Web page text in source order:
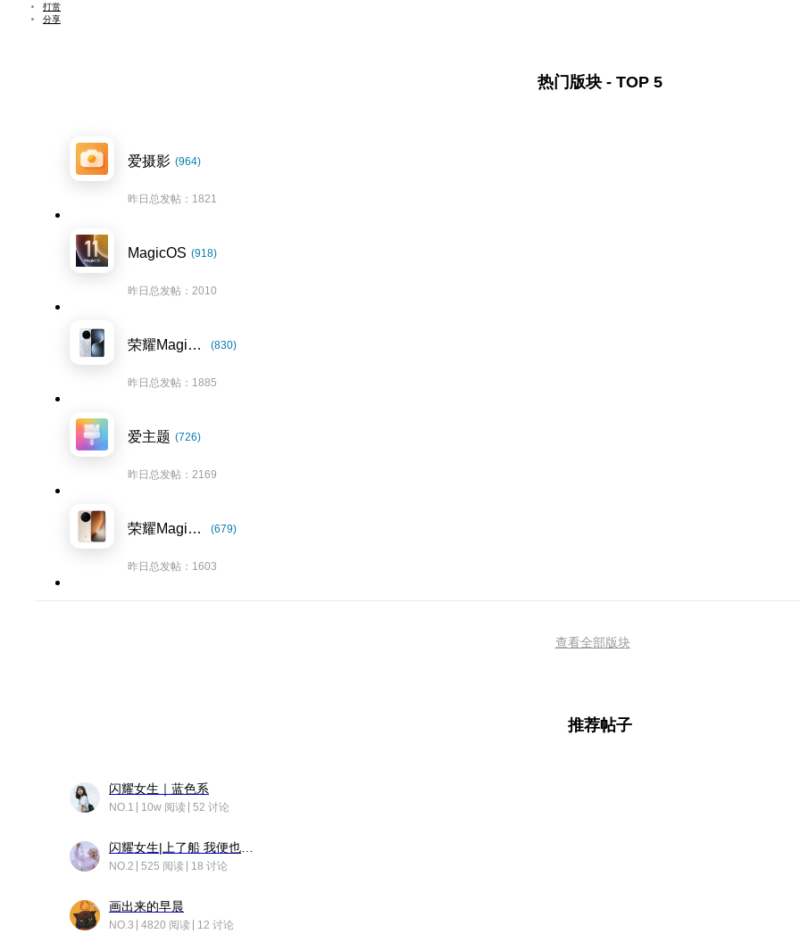
打赏
分享
热门版块 - TOP 5
爱摄影 (964)
昨日总发帖：1821
MagicOS (918)
昨日总发帖：2010
荣耀Magic7系列 (830)
昨日总发帖：1885
爱主题 (726)
昨日总发帖：2169
荣耀Magic8系列 (679)
昨日总发帖：1603
查看全部版块
推荐帖子
闪耀女生｜蓝色系
NO.1 10w 阅读 52 讨论
NO.2 525 阅读 18 讨论
画出来的早晨
NO.3 4820 阅读 12 讨论